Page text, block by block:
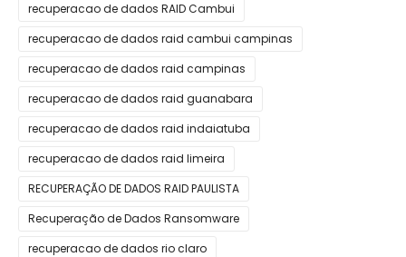
recuperacao de dados RAID Cambui
recuperacao de dados raid cambui campinas
recuperacao de dados raid campinas
recuperacao de dados raid guanabara
recuperacao de dados raid indaiatuba
recuperacao de dados raid limeira
RECUPERAÇÃO DE DADOS RAID PAULISTA
Recuperação de Dados Ransomware
recuperacao de dados rio claro